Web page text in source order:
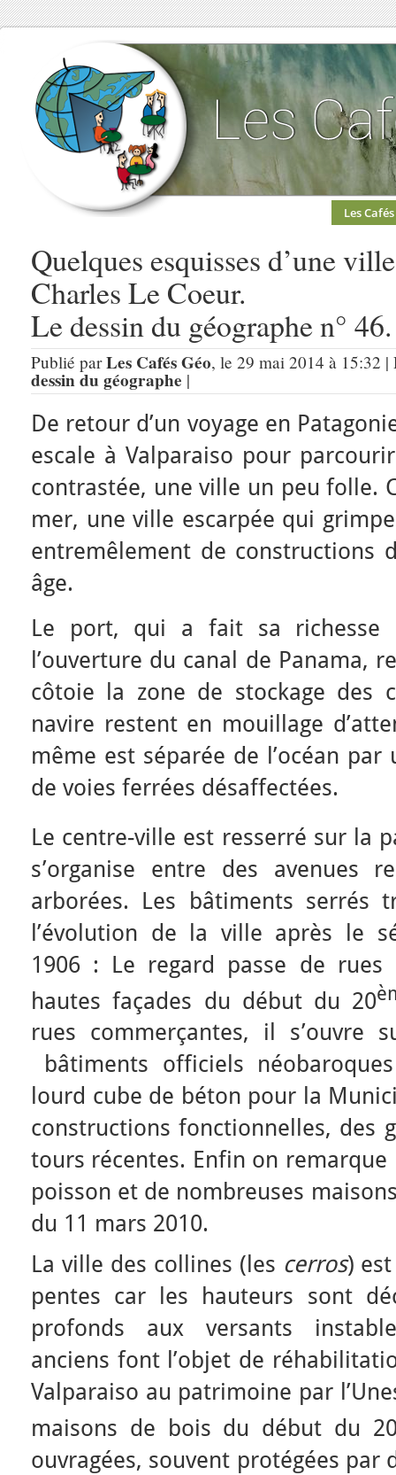
Les Cafés
Quelques esquisses d’une
Charles Le Coeur.
Le dessin du géographe n° 46.
Publié parLes Cafés Géo, le 29 mai 2014 à 15:32
dessin du géographe |
De retour d’un voyage en
escale à Valparaiso pour
contrastée, une ville un peu folle.
mer, une ville escarpée qui
entremêlement de constructions
âge.
Le port, qui a fait sa richesse
l’ouverture du canal de Panama,
côtoie la zone de stockage des
navire restent en mouillage
même est séparée de l’océan par
de voies ferrées désaffectées.
Le centre-ville est resserré sur la
s’organise entre des avenues
arborées. Les bâtiments serrés
l’évolution de la ville après le
1906 : Le regard passe de
hautes façades du début du 20
rues commerçantes, il s’ouvre
bâtiments officiels
lourd cube de béton pour la
constructions fonctionnelles, des
tours récentes. Enfin on
poisson et de nombreuses
du 11 mars 2010.
La ville des collines (les cerros)
pentes car les hauteurs sont
profonds aux versants
anciens font l’objet de
Valparaiso au patrimoine par
maisons de bois du début du
ouvragées, souvent protégées par